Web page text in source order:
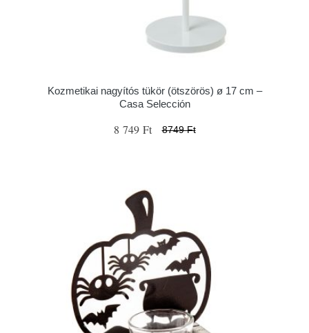
Kozmetikai nagyítós tükör (ötszörös) ø 17 cm –
Casa Selección
8 749 Ft 8749 Ft